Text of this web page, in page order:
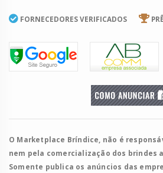
FORNECEDORES VERIFICADOS
O Marketplace Bríndice, não é
nem pela comercialização dos brindes
Somente publica os anúncios das